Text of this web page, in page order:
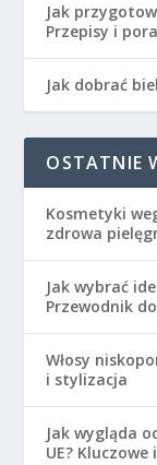
Jak
Przepisy i
Jak dobrać
OSTATNIE
Kosmetyki
zdrowa
Jak wybrać
Przewodnik
Włosy
i stylizacja
Jak wygląda
UE?